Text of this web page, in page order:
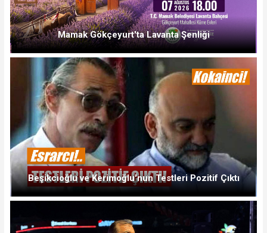
Mamak Gökçeyurt'ta Lavanta Şenliği
Beşikcioğlu ve Kerimoğlu'nun Testleri Pozitif Çıktı